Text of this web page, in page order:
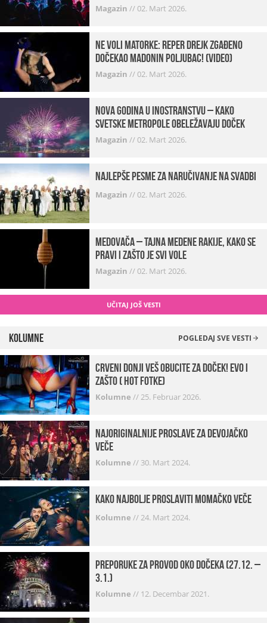
Magazin //02. Mart 2026.
Ne voli matorke: Reper Drejk zgađeno
dočekao Madonin poljubac! (VIDEO)
Magazin //02. Mart 2026.
Nova godina u inostranstvu – kako
svetske metropole obeležavaju doček
Magazin //02. Mart 2026.
Najlepše pesme za naručivanje na svadbi
Magazin //02. Mart 2026.
Medovača – tajna medene rakije, kako se
pravi i zašto je svi vole
Magazin //02. Mart 2026.
UČITAJ JOŠ VESTI
Kolumne POGLEDAJ SVE VESTI
Crveni donji veš obucite za doček! Evo i
zašto ( hot fotke)
Kolumne //25. Februar 2026.
Najoriginalnije proslave za devojačko
veče
Kolumne // 30. Mart 2024.
Kako najbolje proslaviti momačko veče
Kolumne //24. Mart 2024.
Preporuke za provod oko dočeka (27.12. –
3.1.)
Kolumne // 12. Decembar 2021.